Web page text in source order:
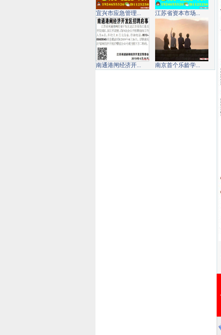
宜兴市应急管理... 江苏省资本市场...
南通港闸经济开... 南京首个乐龄学...